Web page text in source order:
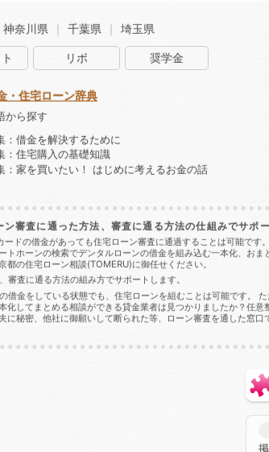
神奈川県 千葉県 埼玉県
リボ 奨学金
・住宅ローン辞典
から探す
：借金を解決するために
：住宅購入の基礎知識
：家を買いたい！ はじめに考えるお金の話
審査に通った方法、審査に通る方法の仕組みでサポー
ドの借金があっても住宅ローン審査に通過することは可能で
ホーンの検索でデンタルローンの借金を組み込む一本化、お
の住宅ローン相談(TOMERU)に御任せください。
査に通る方法の組み方でサポートします。
金をしている状態でも、住宅ローンを組むことは可能です
してまとめる相談ができる貸金業者は見つかりましたか？任
秘密、他社に御願いして断られた等、ローン審査を通した窓